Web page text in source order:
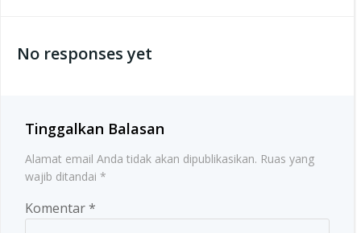
navigation
No responses yet
Tinggalkan Balasan
Alamat email Anda tidak akan dipublikasikan. Ruas yang
wajib ditandai *
Komentar*